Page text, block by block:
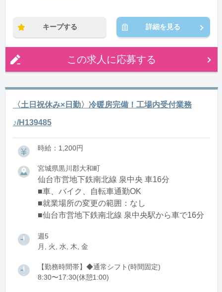
キープする 詳細を見る
この求人に応募する
〈土日祝休み×日勤〉冷暖房完備！工場内受付業務
♪/H139485
時給：1,200円
宮城県黒川郡大和町
仙台市営地下鉄南北線 泉中央 車16分
■車、バイク、自転車通勤OK
■就業場所の変更の範囲：なし
■仙台市営地下鉄南北線 泉中央駅から車で16分
週5
月, 火, 水, 木, 金
【勤務時間帯】◆通常シフト(時間固定)
8:30〜17:30(休憩1:00)